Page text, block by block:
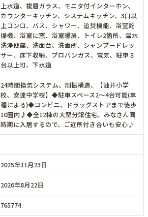
上水道、複層ガラス、モニタ付インターホン、
カウンターキッチン、システムキッチン、3口以
上コンロ、バス、シャワー、追焚機能、浴室乾
燥機、浴室に窓、浴室暖房、トイレ2箇所、温水
洗浄便座、洗面台、洗面所、シャンプードレッ
サー、床下収納、プロパンガス、電気、駐車３
台以上可、下水道
24時間換気システム、制振構造、【油井小学
校、安達中学校】◆駐車スペース2～4台可能(車
種による)◆コンビニ、ドラッグストアまで徒歩
10圏内♪◆全12棟の大型分譲住宅。みなさん同
時期に入居するので、ご近所付き合いも安心♪
2025年11月23日
2026年8月22日
765774